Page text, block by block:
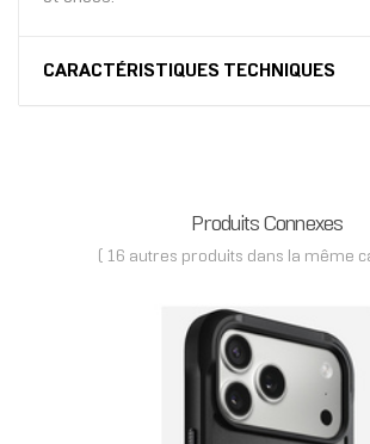
CARACTÉRISTIQUES TECHNIQUES
Produits Connexes
( 16 autres produits dans la même